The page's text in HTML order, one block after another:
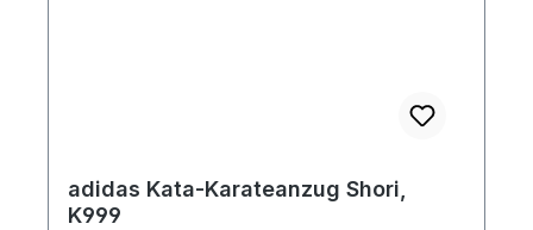
adidas Kata-Karateanzug Shori,
K999